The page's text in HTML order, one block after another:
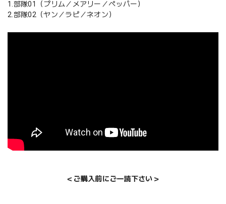
1.部隊01（プリム／メアリー／ペッパー）
2.部隊02（ヤン／ラピ／ネオン）
＜ご購入前にご一読下さい＞